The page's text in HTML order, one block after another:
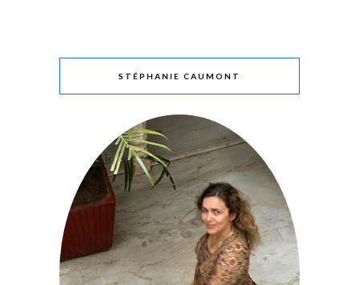
STÉPHANIE CAUMONT